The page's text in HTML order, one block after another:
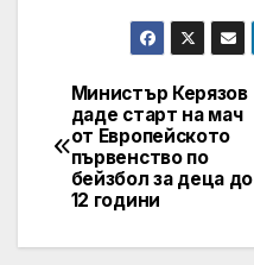
Post
navigation
Министър Керязов
даде старт на мач
от Европейското
първенство по
бейзбол за деца до
12 години